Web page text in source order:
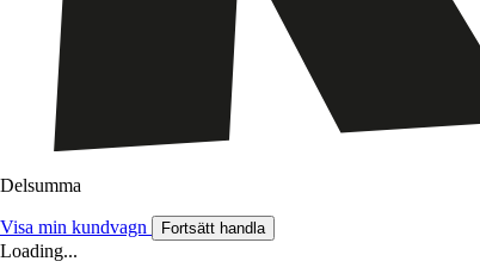
Delsumma
Visa min kundvagn Fortsätt handla
Loading...